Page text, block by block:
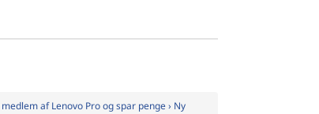
medlem af Lenovo Pro og spar penge › Ny